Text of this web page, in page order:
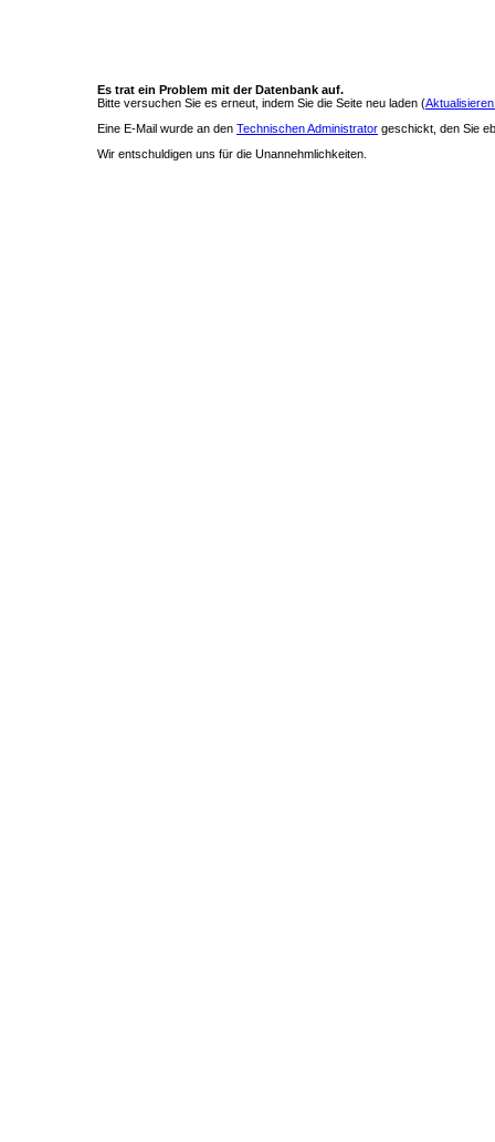
Es trat ein Problem mit der Datenbank auf.
Bitte versuchen Sie es erneut, indem Sie die Seite neu laden (
Eine E-Mail wurde an den Technischen Administrator geschickt, den Sie
Wir entschuldigen uns für die Unannehmlichkeiten.